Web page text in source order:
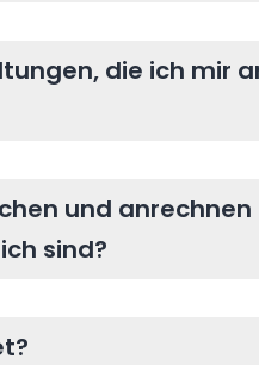
die ich mir
und anrechnen
sind?